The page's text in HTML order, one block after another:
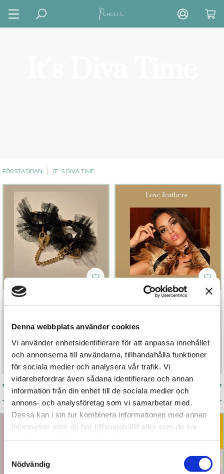
Denna webbplats använder cookies
Vi använder enhetsidentifierare för att anpassa innehållet
och annonserna till användarna, tillhandahålla funktioner
för sociala medier och analysera vår trafik. Vi
vidarebefordrar även sådana identifierare och annan
information från din enhet till de sociala medier och
annons- och analysföretag som vi samarbetar med.
Dessa kan i sin tur kombinera informationen med annan
information som du har tillhandahållit eller som de har
Nödvändig
FÖRSTASIDAN IT´S DIVA TIME
599 kr
Love feathers
Årets bästsäljare